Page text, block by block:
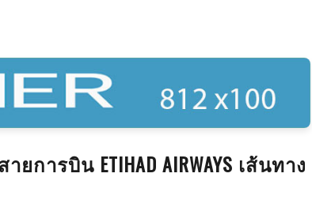
ารบิน ETIHAD AIRWAYS เส้นทาง